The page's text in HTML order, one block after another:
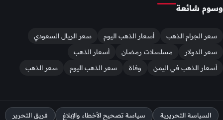
وسوم شائعة
سعر الجرام الذهب أسعار الذهب اليوم
سعر الريال السعودي
سعر الدولار
مسلسلات رمضان
أسعار الذهب
أسعار الذهب في اليمن
وفاة سعر الذهب اليوم سعر الذهب
السياسة التحريرية سياسة تصحيح الأخطاء والإبلاغ فريق التحرير